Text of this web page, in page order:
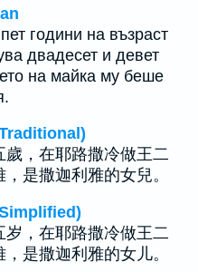
години на възраст
двадесет и девет
на майка му беше
，在耶路撒冷做王二
是撒迦利雅的女兒。
，在耶路撒冷做王二
是撒迦利雅的女儿。